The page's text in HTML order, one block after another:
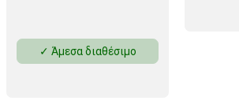
✓ Άμεσα διαθέσιμο